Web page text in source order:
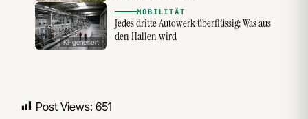
KI-generiert
MOBILITÄT
Jedes dritte Autowerk überflüssig: Was aus
den Hallen wird
Post Views: 651